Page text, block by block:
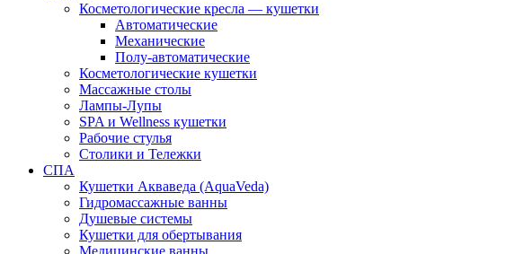
Косметологические кресла — кушетки
Автоматические
Механические
Полу-автоматические
Косметологические кушетки
Массажные столы
Лампы-Лупы
SPA и Wellness кушетки
Рабочие стулья
Столики и Тележки
СПА
Кушетки Акваведа (AquaVeda)
Гидромассажные ванны
Душевые системы
Кушетки для обертывания
Медицинские ванны